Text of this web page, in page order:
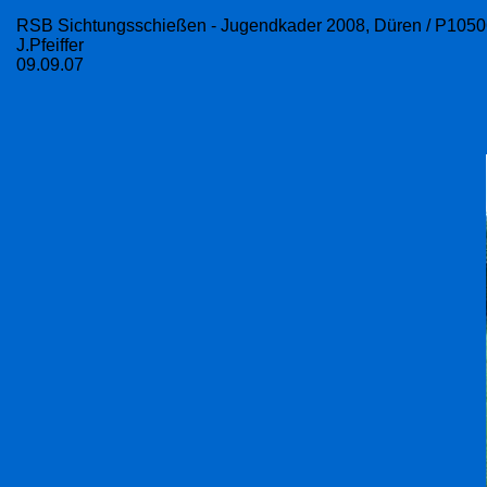
RSB Sichtungsschießen - Jugendkader 2008, Düren /
J.Pfeiffer
09.09.07